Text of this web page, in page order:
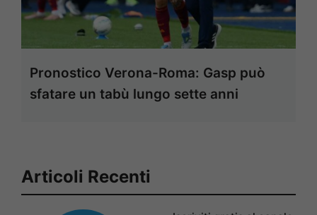
Pronostico Verona-Roma: Gasp può
sfatare un tabù lungo sette anni
Articoli Recenti